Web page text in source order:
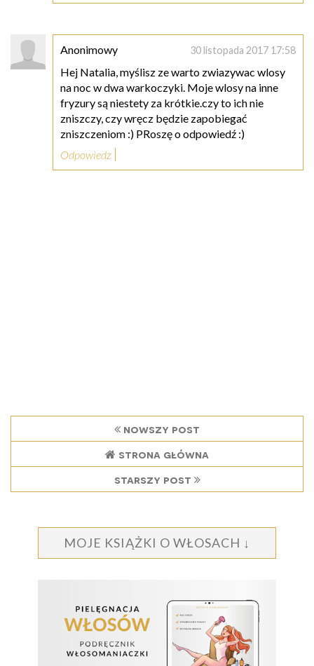
Anonimowy 30 listopada 2017 17:58
Hej Natalia, myślisz ze warto zwiazywac wlosy
na noc w dwa warkoczyki. Moje wlosy na inne
fryzury są niestety za krótkie.czy to ich nie
zniszczy, czy wręcz będzie zapobiegać
zniszczeniom :) PRoszę o odpowiedź :)
Odpowiedz
nowszy post
strona główna
starszy post
MOJE KSIĄŻKI O WŁOSACH ↓